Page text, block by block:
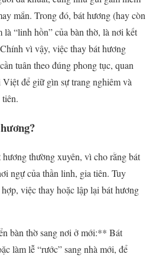
mắn. Trong đó, bát hương (hay còn
là “linh hồn” của bàn thờ, là nơi kết
vì vậy, việc thay bát hương
tuân theo đúng phong tục, quan
để giữ gìn sự trang nghiêm và
thường xuyên, vì cho rằng bát
ngự của thần linh, gia tiên. Tuy
việc thay hoặc lập lại bát hương
bàn thờ sang nơi ở mới:** Bát
làm lễ “rước” sang nhà mới, để